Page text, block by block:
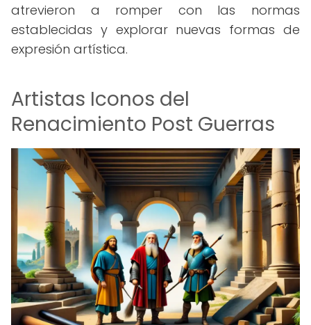
atrevieron a romper con las normas
establecidas y explorar nuevas formas de
expresión artística.
Artistas Iconos del
Renacimiento Post Guerras